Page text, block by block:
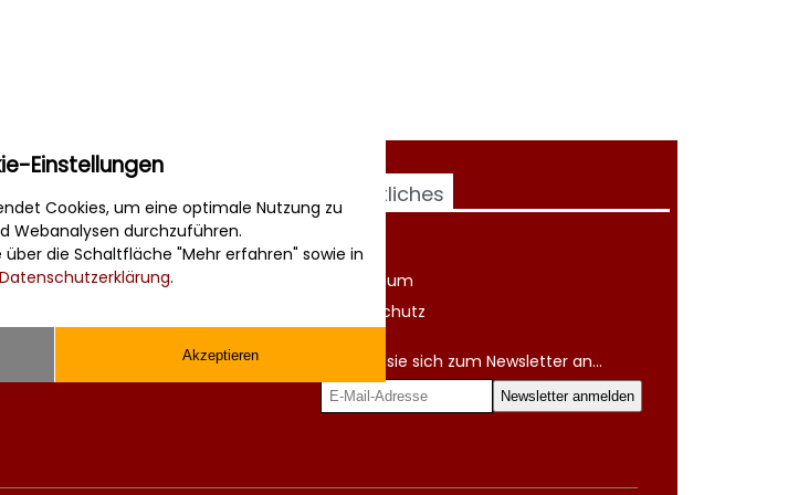
und Vorlagen
Rechtliches
AGB
Impressum
Datenschutz
Melden sie sich zum Newsletter an...
Einstellungen
Cookies, um eine optimale Nutzung zu
Webanalysen durchzuführen.
die Schaltfläche "Mehr erfahren" sowie in
Datenschutzerklärung.
Akzeptieren